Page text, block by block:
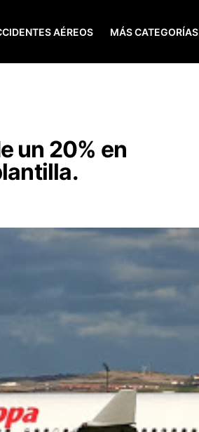
AÉREOS MÁS CATEGORÍAS
un 20% en